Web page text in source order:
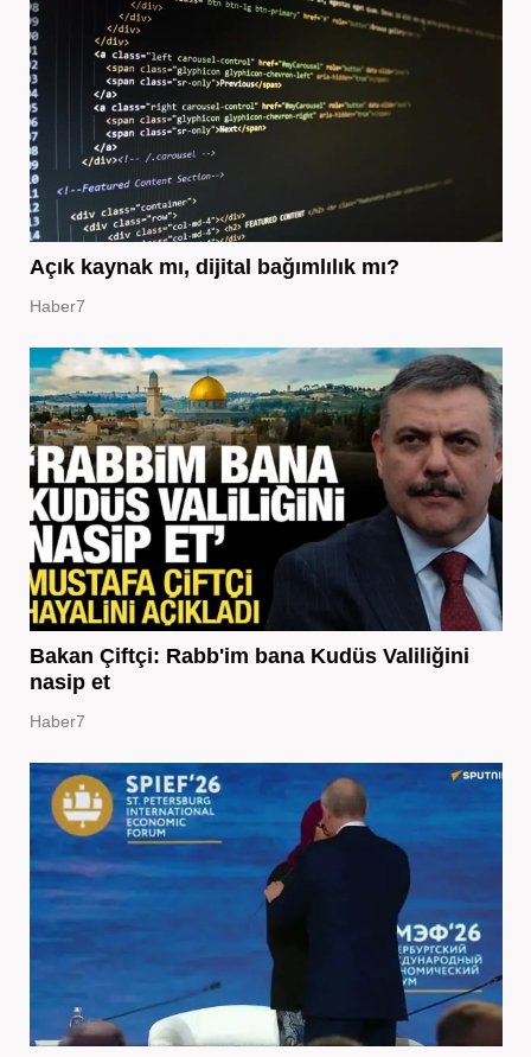
Açık kaynak mı, dijital bağımlılık mı?
Haber7
Bakan Çiftçi: Rabb'im bana Kudüs Valiliğini
nasip et
Haber7